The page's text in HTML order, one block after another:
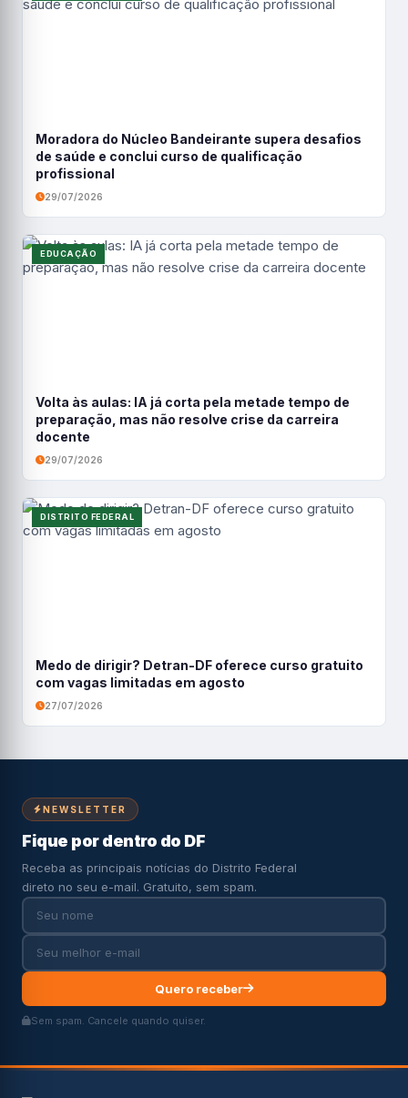
Moradora do Núcleo Bandeirante supera desafios
de saúde e conclui curso de qualificação
profissional
29/07/2026
EDUCAÇÃO
Volta às aulas: IA já corta pela metade tempo de
preparação, mas não resolve crise da carreira
docente
29/07/2026
DISTRITO FEDERAL
Medo de dirigir? Detran-DF oferece curso gratuito
com vagas limitadas em agosto
27/07/2026
NEWSLETTER
Fique por dentro do DF
Receba as principais notícias do Distrito Federal
direto no seu e-mail. Gratuito, sem spam.
Quero receber
Sem spam. Cancele quando quiser.